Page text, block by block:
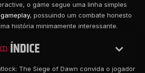
o game segue uma linha simples
gameplay, possuindo um combate honesto
história minimamente interessante.
ÍNDICE
The Siege of Dawn convida o jogador